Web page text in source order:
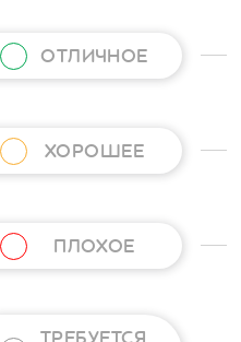
ОТЛИЧНОЕ
ХОРОШЕЕ
ПЛОХОЕ